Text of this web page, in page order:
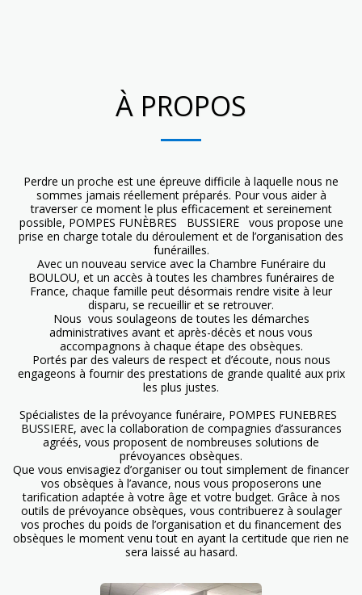
À PROPOS
Perdre un proche est une épreuve difficile à laquelle nous ne
sommes jamais réellement préparés. Pour vous aider à
traverser ce moment le plus efficacement et sereinement
possible, POMPES FUNÈBRES BUSSIERE vous propose une
prise en charge totale du déroulement et de l’organisation des
funérailles.
Avec un nouveau service avec la Chambre Funéraire du
BOULOU, et un accès à toutes les chambres funéraires de
France, chaque famille peut désormais rendre visite à leur
disparu, se recueillir et se retrouver.
Nous vous soulageons de toutes les démarches
administratives avant et après-décès et nous vous
accompagnons à chaque étape des obsèques.
Portés par des valeurs de respect et d’écoute, nous nous
engageons à fournir des prestations de grande qualité aux prix
les plus justes.
Spécialistes de la prévoyance funéraire, POMPES FUNEBRES
BUSSIERE, avec la collaboration de compagnies d’assurances
agréés, vous proposent de nombreuses solutions de
prévoyances obsèques.
Que vous envisagiez d’organiser ou tout simplement de financer
vos obsèques à l’avance, nous vous proposerons une
tarification adaptée à votre âge et votre budget. Grâce à nos
outils de prévoyance obsèques, vous contribuerez à soulager
vos proches du poids de l’organisation et du financement des
obsèques le moment venu tout en ayant la certitude que rien ne
sera laissé au hasard.